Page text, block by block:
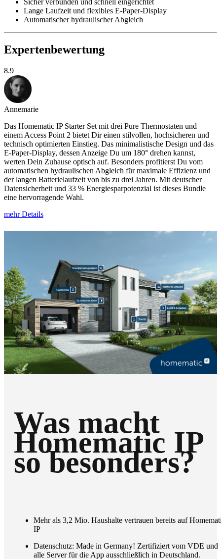
Sicher verbunden und schnell eingerichtet
Lange Laufzeit und flexibles E-Paper-Display
Automatischer hydraulischer Abgleich
Expertenbewertung
8.9
Annemarie
Das Homematic IP Starter Set mit drei Pure Thermostaten und
einem Access Point 2 bietet Dir einen stilvollen, hochsicheren und
technisch optimierten Einstieg. Das minimalistische Design und das
E-Paper-Display, dessen Anzeige Du um 180° drehen kannst,
werten Dein Zuhause optisch auf. Besonders profitierst Du vom
automatischen hydraulischen Abgleich für maximale Effizienz und
der langen Batterielaufzeit von bis zu drei Jahren. Mit deutscher
Datensicherheit und 33 % Energiesparpotenzial ist dieses Bundle
eine hervorragende Wahl.
mehr Details
Was macht
Homematic IP
so besonders?
Mehr als 3,2 Mio. Haushalte vertrauen bereits auf
IP
Datenschutz: Made in Germany! Zertifiziert vom VDE und
alle Server für die App ausschließlich in Deutschland.